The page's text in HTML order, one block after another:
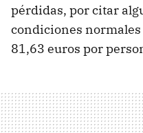
pérdidas, por citar
condiciones
81,63 euros por